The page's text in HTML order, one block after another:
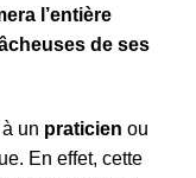
l’entière
de ses
un praticien ou
En effet, cette